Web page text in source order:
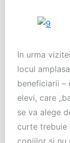
In urma
locul
beneficiarii –
elevi, care
se va alege
curte trebuie
copiilor si nu